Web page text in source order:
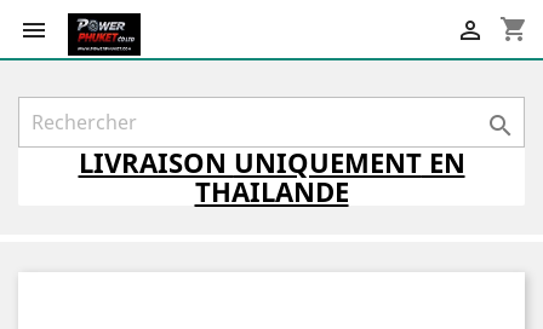
 shopping_cart


LIVRAISON UNIQUEMENTEN
THAILANDE